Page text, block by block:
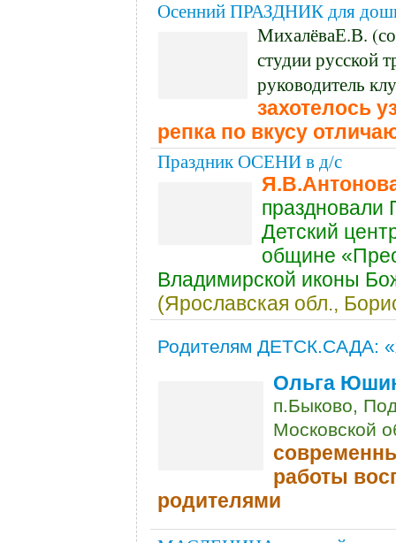
Осенний ПРАЗДНИК для
МихалёваЕ.В.
студии русской
руководитель
захотелось
репка по вкусу
Праздник ОСЕНИ в д/с
праздновали
Детский
общине
Владимирской иконы
(Ярославская обл.,
Родителям ДЕТСК.САДА:
Ольга
п.Быково,
Московской
работы
родителями